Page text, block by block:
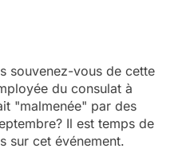
souvenez-vous de cette
du consulat à
"malmenée" par des
Il est temps de
sur cet événement.